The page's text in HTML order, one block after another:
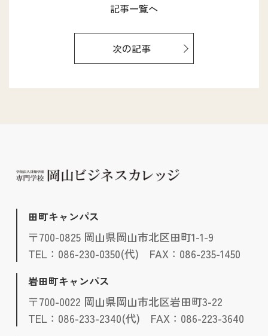
記事一覧へ
次の記事
田町キャンパス
〒700-0825 岡山県岡山市北区田町1-1-9
TEL：086-230-0350(代) FAX：086-235-1450
岩田町キャンパス
〒700-0022 岡山県岡山市北区岩田町3-22
TEL：086-233-2340(代) FAX：086-223-3640